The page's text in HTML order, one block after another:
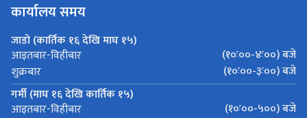
कार्यालय समय
जाडो (कार्तिक १६ देखि माघ १५)
आइतबार-विहीबार
(१०ः००-४ः००) बजे
शुक्रबार
(१०ः००-३ः००) बजे
गर्मी (माघ १६ देखि कार्तिक १५)
आइतबार-विहीबार
(१०ः००-५००) बजे